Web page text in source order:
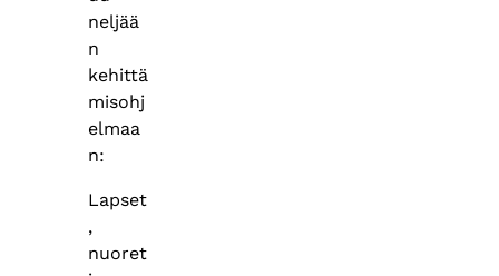
neljää
n
kehittä
misohj
elmaa
n:
Lapset
,
nuoret